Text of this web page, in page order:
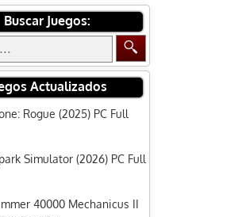
Buscar Juegos:
Actualizados
Rogue (2025) PC Full
Simulator (2026) PC Full
40000 Mechanicus II